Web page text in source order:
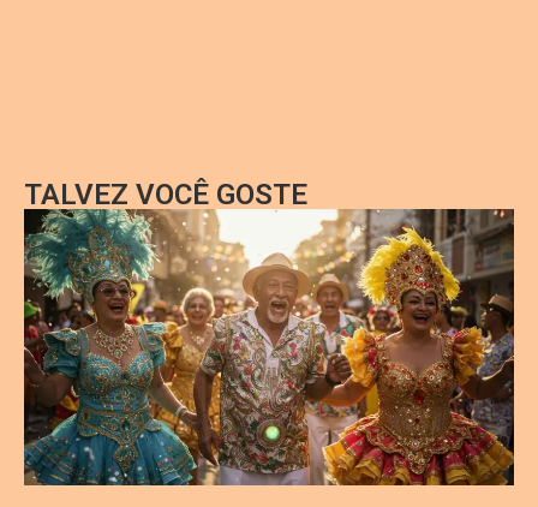
TALVEZ VOCÊ GOSTE